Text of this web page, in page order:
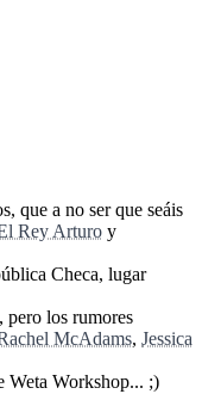
que a no ser que seáis
Rey Arturo y
Checa, lugar
pero los rumores
McAdams, Jessica
Weta Workshop... ;)